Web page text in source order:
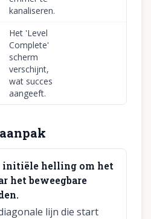
kanaliseren.
Het 'Level
Complete'
scherm
verschijnt,
wat succes
aangeeft.
initiële helling om het
het beweegbare
lijn die start